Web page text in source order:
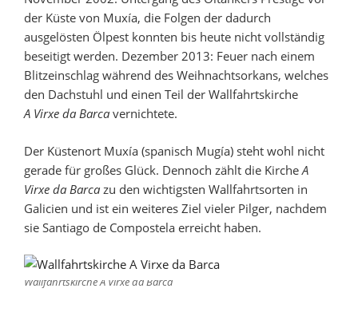
der Küste von Muxía, die Folgen der dadurch
ausgelösten Ölpest konnten bis heute nicht vollständig
beseitigt werden. Dezember 2013: Feuer nach einem
Blitzeinschlag während des Weihnachtsorkans, welches
den Dachstuhl und einen Teil der Wallfahrtskirche
A Virxe da Barca vernichtete.
Der Küstenort Muxía (spanisch Mugía) steht wohl nicht
gerade für großes Glück. Dennoch zählt die Kirche A
Virxe da Barca zu den wichtigsten Wallfahrtsorten in
Galicien und ist ein weiteres Ziel vieler Pilger, nachdem
sie Santiago de Compostela erreicht haben.
Wallfahrtskirche A Virxe da Barca